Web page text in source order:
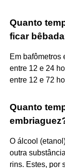
Quanto
ficar
Em bafômetros
entre 12 e 24
entre 12 e 72
Quanto
O álcool
outra
rins. Estes, por